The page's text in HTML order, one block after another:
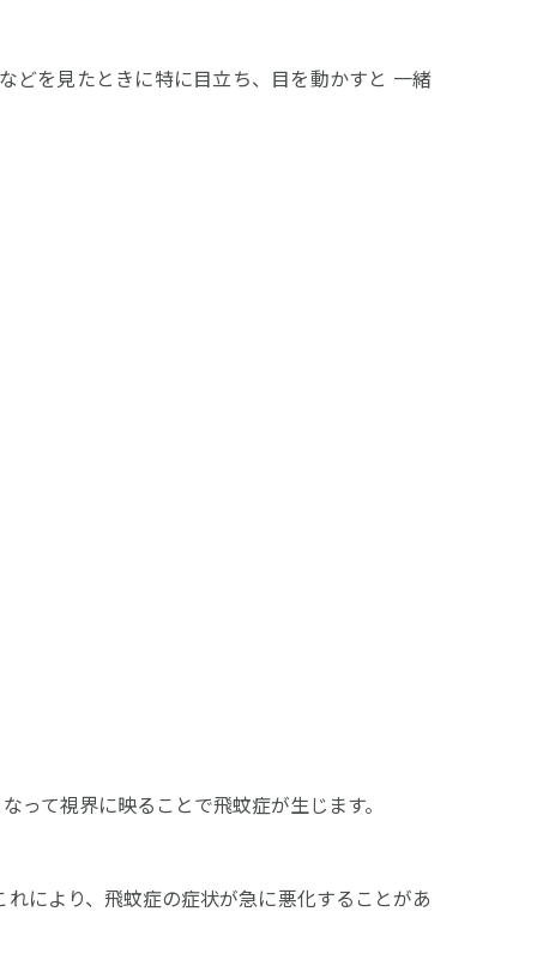
どを見たときに特に目立ち、目を動かすと 一緒
て視界に映ることで飛蚊症が生じます。
により、飛蚊症の症状が急に悪化することがあ